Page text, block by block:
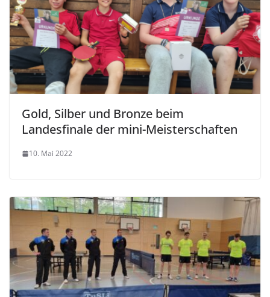
Gold, Silber und Bronze beim
Landesfinale der mini-Meisterschaften
10. Mai 2022